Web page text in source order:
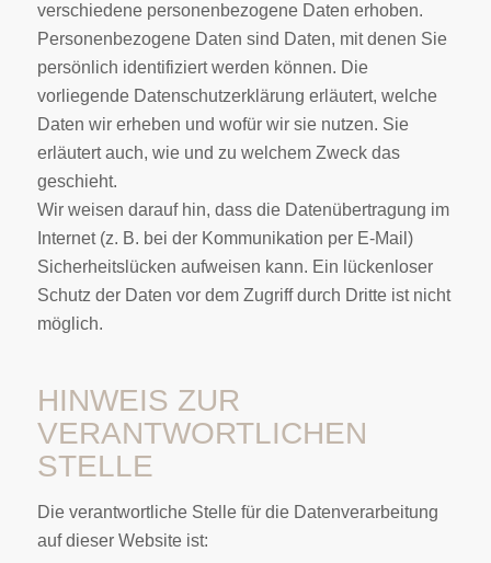
verschiedene personenbezogene Daten erhoben.
Personenbezogene Daten sind Daten, mit denen Sie
persönlich identifiziert werden können. Die
vorliegende Datenschutzerklärung erläutert, welche
Daten wir erheben und wofür wir sie nutzen. Sie
erläutert auch, wie und zu welchem Zweck das
geschieht.
Wir weisen darauf hin, dass die Datenübertragung im
Internet (z. B. bei der Kommunikation per E-Mail)
Sicherheitslücken aufweisen kann. Ein lückenloser
Schutz der Daten vor dem Zugriff durch Dritte ist nicht
möglich.
HINWEIS ZUR
VERANTWORTLICHEN
STELLE
Die verantwortliche Stelle für die Datenverarbeitung
auf dieser Website ist: